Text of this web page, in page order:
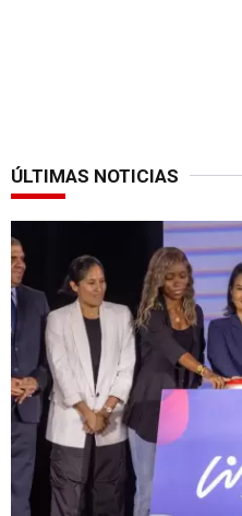
ÚLTIMAS NOTICIAS